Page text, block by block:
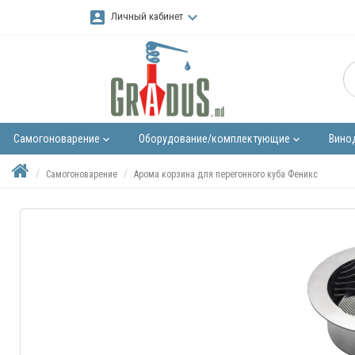
account_box Личный кабинетkeyboard_arrow_down
Самогоноварение keyboard_arrow_down Оборудование/комплектующие keyboard_arrow_down
Самогоноварение Арома корзина для перегонного куба Феникс